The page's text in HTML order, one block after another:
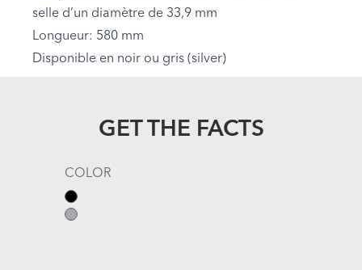
selle d’un diamètre de 33,9 mm
Longueur: 580 mm
Disponible en noir ou gris (silver)
GET THE FACTS
COLOR